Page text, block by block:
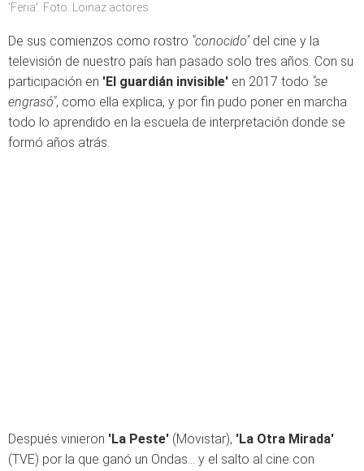
'Feria'. Foto: Loinaz actores
De sus comienzos como rostro "conocido"del cine y la
televisión de nuestro país han pasado solo tres años. Con su
participación en 'El guardián invisible' en 2017 todo "se
engrasó", como ella explica, y por fin pudo poner en marcha
todo lo aprendido en la escuela de interpretación donde se
formó años atrás.
Después vinieron 'La Peste' (Movistar), 'La Otra Mirada'
(TVE) por la que ganó un Ondas... y el salto al cine con